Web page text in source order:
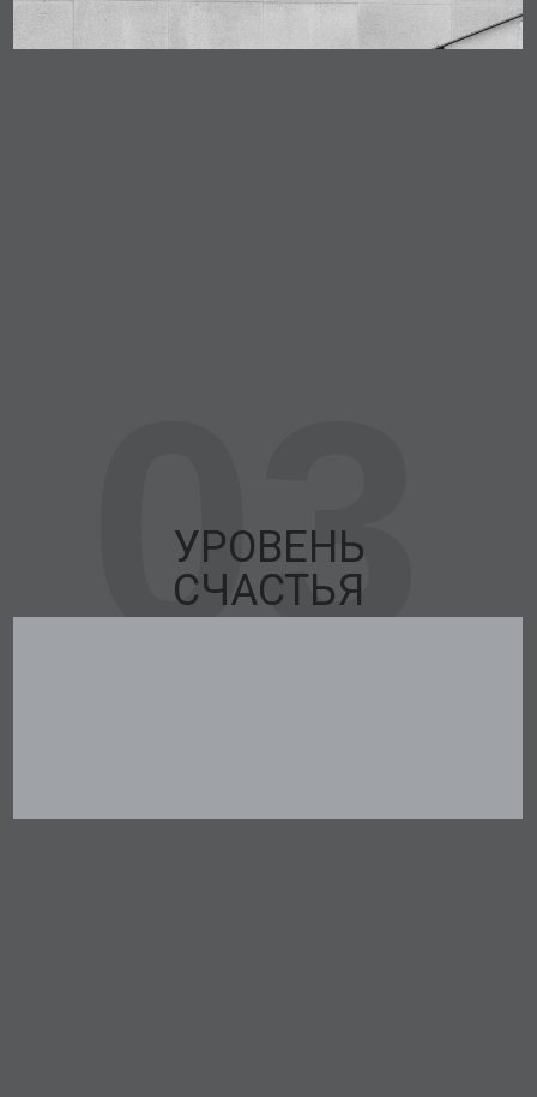
УРОВЕНЬ
СЧАСТЬЯ
03